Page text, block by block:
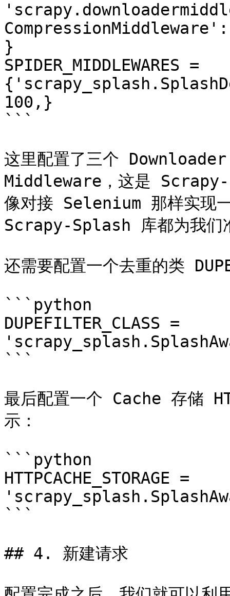
}
SPIDER_MIDDLEWARES =
100,}
```
这里配置了三个
Middleware，这是 Scrapy-
像对接 Selenium 那样实现
Scrapy-Splash 库都为我们
还需要配置一个去重的类
```python
DUPEFILTER_CLASS =
```
最后配置一个 Cache 存储
示：
```python
HTTPCACHE_STORAGE =
```
## 4. 新建请求